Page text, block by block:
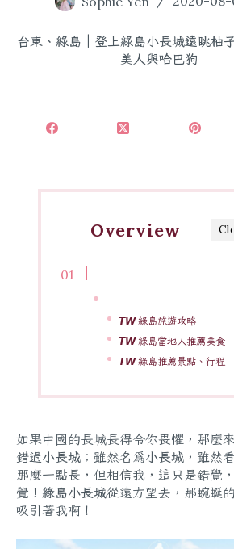
台東、綠島｜登上綠島小長城遠眺柚
美人與哈巴狗
Overview
𝙏𝙒 綠島旅遊攻略
𝙏𝙒 綠島當地人推薦美食
𝙏𝙒 綠島推薦景點、行程
如果中國的長城長得令你畏懼，那麼
錯過小長城 ；雖然名為小長城 ，雖然
那麼一點長，但相信我，這只是錯覺
覺！ 綠島小長城從遠方望去，那蜿蜒
吸引著我啊！